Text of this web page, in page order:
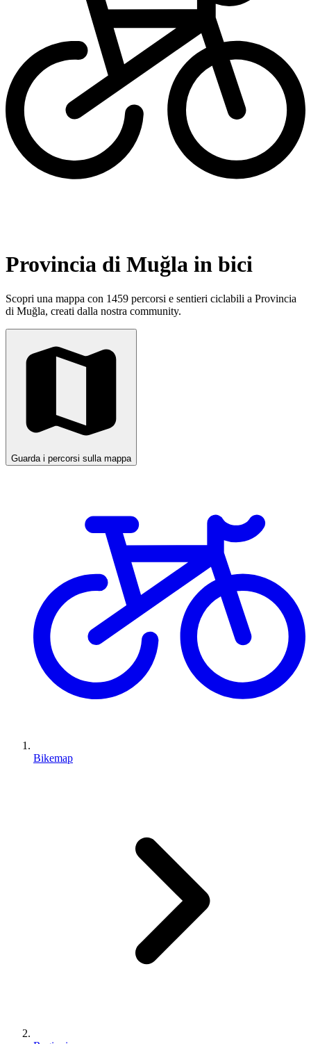
Provincia di Muğla in bici
Scopri una mappa con 1459 percorsi e sentieri ciclabili a Provincia
di Muğla, creati dalla nostra community.
Guarda i percorsi sulla mappa
Bikemap